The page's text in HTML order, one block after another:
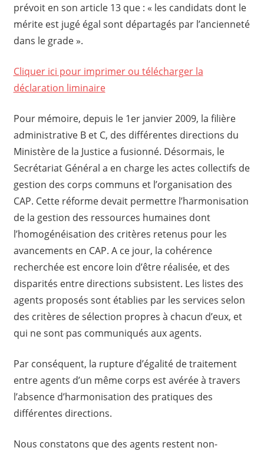
prévoit en son article 13 que : « les candidats dont le
mérite est jugé égal sont départagés par l’ancienneté
dans le grade ».
Cliquer ici pour imprimer ou télécharger la
déclaration liminaire
Pour mémoire, depuis le 1er janvier 2009, la filière
administrative B et C, des différentes directions du
Ministère de la Justice a fusionné. Désormais, le
Secrétariat Général a en charge les actes collectifs de
gestion des corps communs et l’organisation des
CAP. Cette réforme devait permettre l’harmonisation
de la gestion des ressources humaines dont
l’homogénéisation des critères retenus pour les
avancements en CAP. A ce jour, la cohérence
recherchée est encore loin d’être réalisée, et des
disparités entre directions subsistent. Les listes des
agents proposés sont établies par les services selon
des critères de sélection propres à chacun d’eux, et
qui ne sont pas communiqués aux agents.
Par conséquent, la rupture d’égalité de traitement
entre agents d’un même corps est avérée à travers
l’absence d’harmonisation des pratiques des
différentes directions.
Nous constatons que des agents restent non-